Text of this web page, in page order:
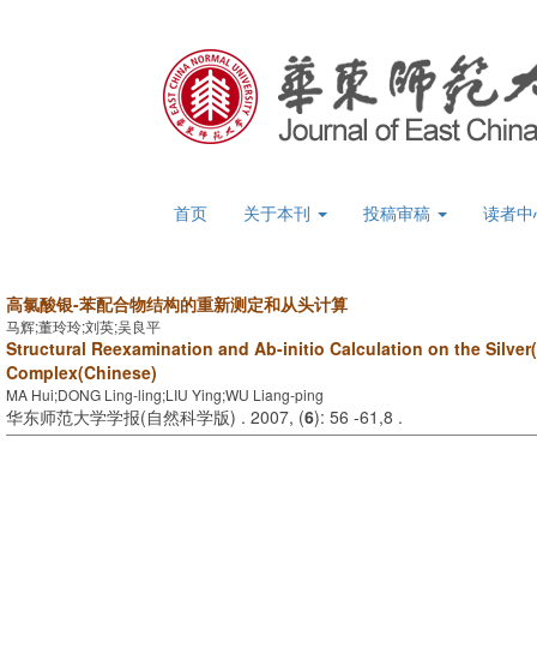
首页 关于本刊 投稿审稿 读者
高氯酸银-苯配合物结构的重新测定和从头计算
马辉;董玲玲;刘英;吴良平
Structural Reexamination and Ab-initio Calculation on the
Complex(Chinese)
MA Hui;DONG Ling-ling;LIU Ying;WU Liang-ping
华东师范大学学报(自然科学版) . 2007, (6): 56 -61,8 .